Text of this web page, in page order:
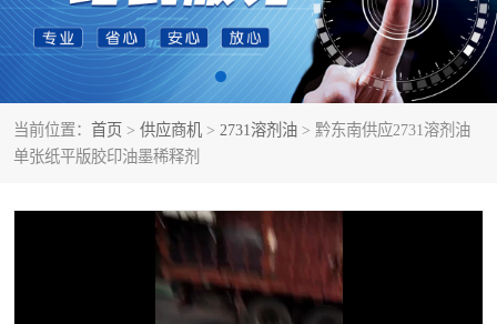
当前位置： 首页 > 供应商机 > 2731溶剂油 > 黔东南供应2731溶剂油
单张纸平版胶印油墨稀释剂
D40+D60溶剂油 D80+D100溶剂油
6号+120号溶剂油 260号溶剂油
异构烷烃 天然乳胶
26+32号化妆级白油 46+68号化妆级白油